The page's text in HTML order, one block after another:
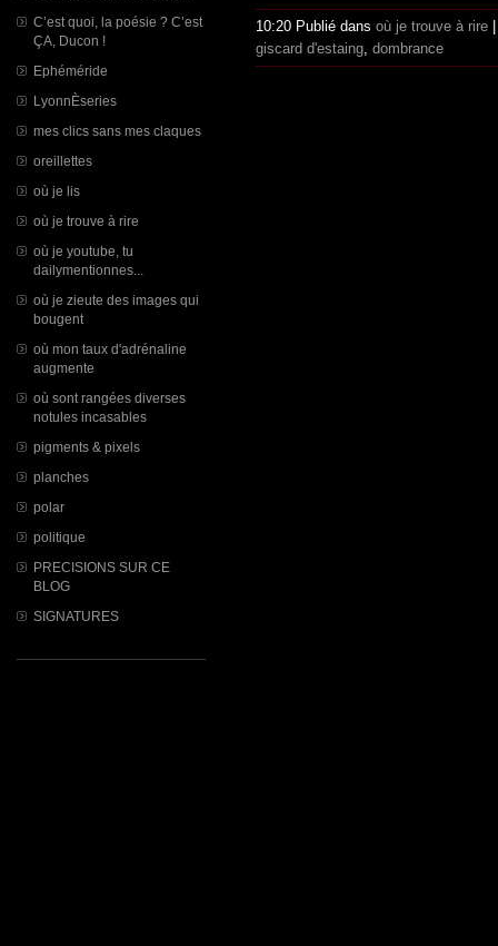
C’est quoi, la poésie ? C’est
ÇA, Ducon !
Ephéméride
LyonnÈseries
mes clics sans mes claques
oreillettes
où je lis
où je trouve à rire
où je youtube, tu
dailymentionnes...
où je zieute des images qui
bougent
où mon taux d'adrénaline
augmente
où sont rangées diverses
notules incasables
pigments & pixels
planches
polar
politique
PRECISIONS SUR CE
BLOG
SIGNATURES
10:20 Publié dans où je trouve à rire
giscard d'estaing, dombrance